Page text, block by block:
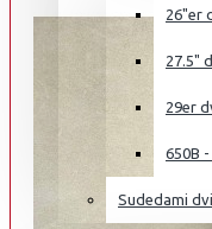
26"er
27.5"
29er
650B
Sudedami